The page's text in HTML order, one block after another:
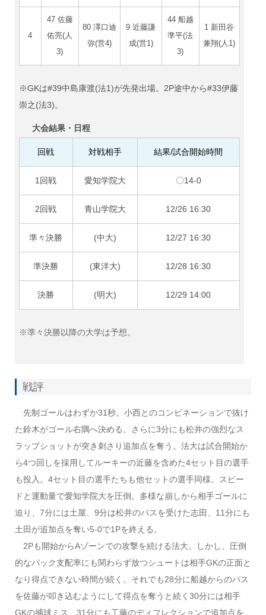
4
47 佐藤
佑亮(人
3)
80 澤口迪
弥(営4)
9 近藤謙
成(営1)
44 船越
準平(法
3)
1 新田谷
兼翔(人1)
※GKは#39中島康渡(法1)が先発出場。2P途中から#33伊藤
崇之(法3)。
大会結果・日程
回戦 対戦相手 結果/試合開始時間
1回戦 愛知学院大 〇14-0
2回戦 青山学院大 12/26 16:30
準々決勝 (中大) 12/27 16:30
準決勝 (東洋大) 12/28 16:30
決勝 (明大) 12/29 14:00
※準々決勝以降の大学は予想。
戦評
先制ゴールはわずか31秒。小西とのコンビネーションで抜け
た鈴木がゴール右隅へ決める。さらに3分にも松井の強烈なス
ラップショットが突き刺さり追加点を奪う。法大は試合開始か
ら4つ回しを採用してルーキーの近藤を含めた4セット目の選手
も投入。4セット目の選手たちも他セットの選手同様、スピー
ドと運動量で愛知学院大を圧倒。多様な崩しから相手ゴールに
迫り、7分には土屋、9分は松井のパスを受けた志田、11分にも
土田が追加点を奪い5-0で1Pを終える。
2Pも開始からAゾーンでの攻撃を続ける法大。しかし、圧倒
的なパック支配率にも関わらず放つシュートは相手GKの正面と
なり得点できない時間が続く。それでも28分に船越からのパス
を佐藤が叩き込むようにして得点を奪うと続く30分には相手
GKの捕球ミス、31分にも工藤のディフレクションで追加点を